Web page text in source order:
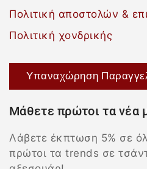
Πολιτική αποστολών &
Πολιτική χονδρικής
Υπαναχώρηση
Μάθετε πρώτοι τα νέα
Λάβετε έκπτωση 5% σε
πρώτοι τα trends σε